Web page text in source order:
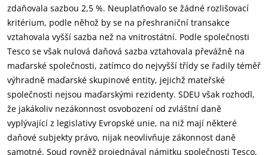
zdaňovala sazbou 2,5 %. Neuplatňovalo se žádné rozlišovací
kritérium, podle něhož by se na přeshraniční transakce
vztahovala vyšší sazba než na vnitrostátní. Podle společnosti
Tesco se však nulová daňová sazba vztahovala převážně na
maďarské společnosti, zatímco do nejvyšší třídy se řadily téměř
výhradně maďarské skupinové entity, jejichž mateřské
společnosti nejsou maďarskými rezidenty. SDEU však rozhodl,
že jakákoliv nezákonnost osvobození od zvláštní daně
vyplývající z legislativy Evropské unie, na niž mají některé
daňové subjekty právo, nijak neovlivňuje zákonnost daně
samotné. Soud rovněž projednával námitku společnosti Tesco,